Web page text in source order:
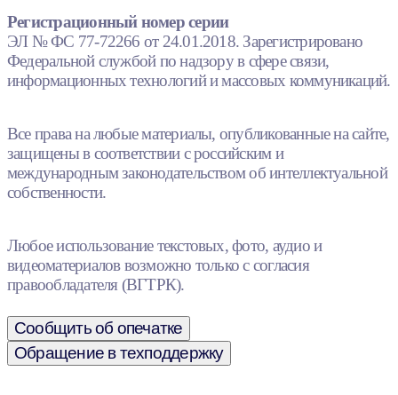
Регистрационный номер серии
ЭЛ № ФС 77-72266 от 24.01.2018. Зарегистрировано
Федеральной службой по надзору в сфере связи,
информационных технологий и массовых коммуникаций.
Все права на любые материалы, опубликованные на сайте,
защищены в соответствии с российским и
международным законодательством об интеллектуальной
собственности.
Любое использование текстовых, фото, аудио и
видеоматериалов возможно только с согласия
правообладателя (ВГТРК).
Сообщить об опечатке
Обращение в техподдержку